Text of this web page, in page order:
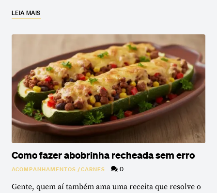
LEIA MAIS
Como fazer abobrinha recheada sem erro
ACOMPANHAMENTOS /CARNES 0
Gente, quem aí também ama uma receita que resolve o